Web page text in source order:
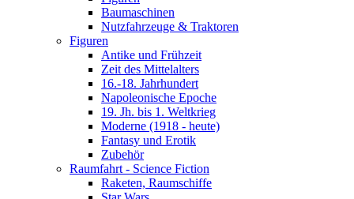
Baumaschinen
Nutzfahrzeuge & Traktoren
Figuren
Antike und Frühzeit
Zeit des Mittelalters
16.-18. Jahrhundert
Napoleonische Epoche
19. Jh. bis 1. Weltkrieg
Moderne (1918 - heute)
Fantasy und Erotik
Zubehör
Raumfahrt - Science Fiction
Raketen, Raumschiffe